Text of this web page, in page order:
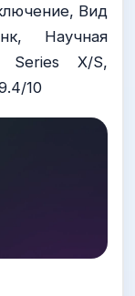
Вид
Научная
Series X/S,
10